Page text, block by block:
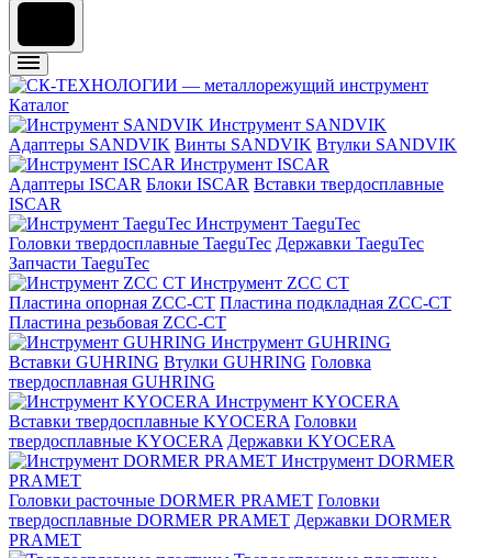
Каталог
Инструмент SANDVIK
Адаптеры SANDVIK Винты SANDVIK Втулки SANDVIK
Инструмент ISCAR
Адаптеры ISCAR Блоки ISCAR Вставки твердосплавные
ISCAR
Инструмент TaeguTec
Головки твердосплавные TaeguTec Державки TaeguTec
Запчасти TaeguTec
Инструмент ZCС CT
Пластина опорная ZCC-CT Пластина подкладная ZCC-CT
Пластина резьбовая ZCC-CT
Инструмент GUHRING
Вставки GUHRING Втулки GUHRING Головка
твердосплавная GUHRING
Инструмент KYOCERA
Вставки твердосплавные KYOCERA Головки
твердосплавные KYOCERA Державки KYOCERA
Инструмент DORMER
PRAMET
Головки расточные DORMER PRAMET Головки
твердосплавные DORMER PRAMET Державки DORMER
PRAMET